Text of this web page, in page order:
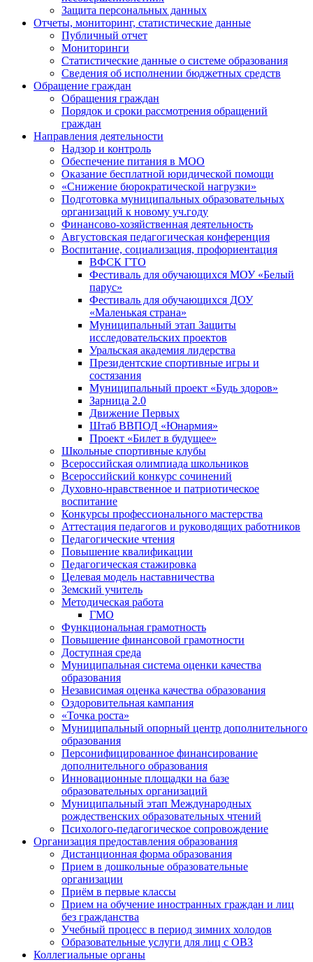
Защита персональных данных
Отчеты, мониторинг, статистические данные
Публичный отчет
Мониторинги
Статистические данные о системе образования
Сведения об исполнении бюджетных средств
Обращение граждан
Обращения граждан
Порядок и сроки рассмотрения обращений
граждан
Направления деятельности
Надзор и контроль
Обеспечение питания в МОО
Оказание бесплатной юридической помощи
«Снижение бюрократической нагрузки»
Подготовка муниципальных образовательных
организаций к новому уч.году
Финансово-хозяйственная деятельность
Августовская педагогическая конференция
Воспитание, социализация, профориентация
ВФСК ГТО
Фестиваль для обучающихся МОУ «Белый
парус»
Фестиваль для обучающихся ДОУ
«Маленькая страна»
Муниципальный этап Защиты
исследовательских проектов
Уральская академия лидерства
Президентские спортивные игры и
состязания
Муниципальный проект «Будь здоров»
Зарница 2.0
Движение Первых
Штаб ВВПОД «Юнармия»
Проект «Билет в будущее»
Школьные спортивные клубы
Всероссийская олимпиада школьников
Всероссийский конкурс сочинений
Духовно-нравственное и патриотическое
воспитание
Конкурсы профессионального мастерства
Аттестация педагогов и руководящих работников
Педагогические чтения
Повышение квалификации
Педагогическая стажировка
Целевая модель наставничества
Земский учитель
Методическая работа
ГМО
Функциональная грамотность
Повышение финансовой грамотности
Доступная среда
Муниципальная система оценки качества
образования
Независимая оценка качества образования
Оздоровительная кампания
«Точка роста»
Муниципальный опорный центр дополнительного
образования
Персонифицированное финансирование
дополнительного образования
Инновационные площадки на базе
образовательных организаций
Муниципальный этап Международных
рождественских образовательных чтений
Психолого-педагогическое сопровождение
Организация предоставления образования
Дистанционная форма образования
Прием в дошкольные образовательные
организации
Приём в первые классы
Прием на обучение иностранных граждан и лиц
без гражданства
Учебный процесс в период зимних холодов
Образовательные услуги для лиц с ОВЗ
Коллегиальные органы